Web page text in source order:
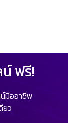
ฟรี!
มืออาชีพ
ยว